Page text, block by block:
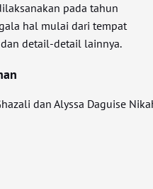
pada tahun
hal mulai dari tempat
detail-detail lainnya.